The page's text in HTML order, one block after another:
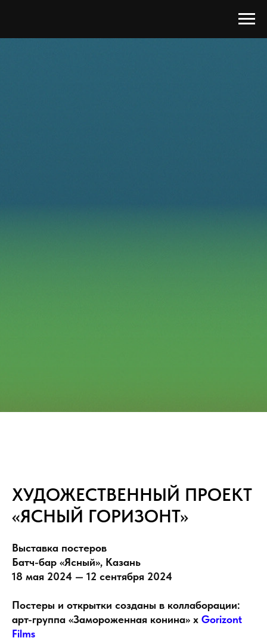
ХУДОЖЕСТВЕННЫЙ ПРОЕКТ
«ЯСНЫЙ ГОРИЗОНТ»
Выставка постеров
Батч-бар «Ясный», Казань
18 мая 2024 — 12 сентября 2024
Постеры и открытки созданы в коллаборации:
арт-группа «Замороженная конина» х Gorizont
Films